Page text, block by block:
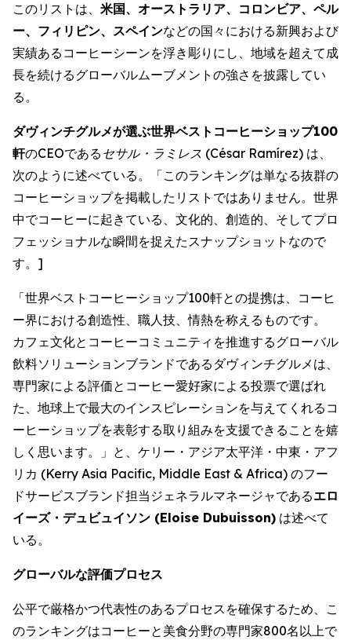
このリストは、 米国、オーストラリア、コロンビア、ペル
ー、フィリピン、スペインなどの国々における新興および
実績あるコーヒーシーンを浮き彫りにし、地域を超えて成
長を続けるグローバルムーブメントの強さを披露してい
る。
ダヴィンチグルメが選ぶ世界ベストコーヒーショップ100
軒のCEOである セサル・ラミレス (César Ramírez) は、
次のように述べている。「このランキングは単なる抜群の
コーヒーショップを掲載したリストではありません。世界
中でコーヒーに起きている、文化的、創造的、そしてプロ
フェッショナルな瞬間を捉えたスナップショットなので
す。]
「世界ベストコーヒーショップ100軒との提携は、コーヒ
ー界における創造性、職人技、情熱を称えるものです。
カフェ文化とコーヒーコミュニティを推進するグローバル
飲料ソリューションブランドであるダヴィンチグルメは、
専門家による評価とコーヒー愛好家による投票で選ばれ
た、地球上で最大のインスピレーションを与えてくれるコ
ーヒーショップを表彰する取り組みを支援できることを嬉
しく思います。」と、ケリー・アジア太平洋・中東・アフ
リカ (Kerry Asia Pacific, Middle East & Africa) のフー
ドサービスブランド担当ジェネラルマネージャであるエロ
イーズ・デュビュイソン (Eloise Dubuisson) は述べて
いる。
グローバルな評価プロセス
公平で厳格かつ代表性のあるプロセスを確保するため、こ
のランキングはコーヒーと美食分野の専門家800名以上で